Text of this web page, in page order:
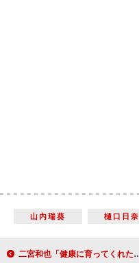
山内瑞葵 樋口日奈
二宮和也「健康に育ってくれたら」 第１子誕生後、初めて公の場に登場